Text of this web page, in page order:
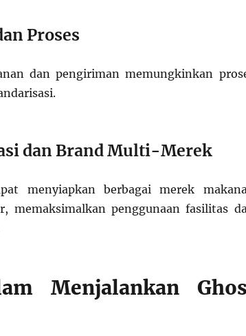
Proses
dan pengiriman memungkinkan
dan Brand Multi-Merek
menyiapkan berbagai merek
memaksimalkan penggunaan fasilitas
Menjalankan